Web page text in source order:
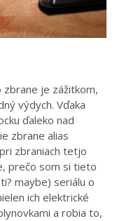
je zážitkom,
výdych. Vďaka
ďaleko nad
zbrane alias
zbraniach tetjo
prečo som si tieto
maybe) seriálu o
ich elektrické
a robia to,